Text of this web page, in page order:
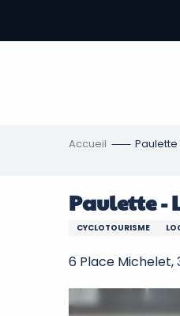
contenu
Accueil
Paulette -
CYCLOTOURISME
6 Place Michelet,